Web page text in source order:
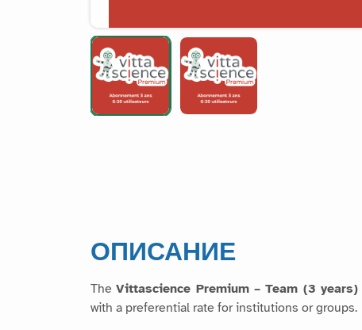
ОПИСАНИЕ
TheVittascience Premium – Team (3 years)
with a preferential rate for institutions or groups.